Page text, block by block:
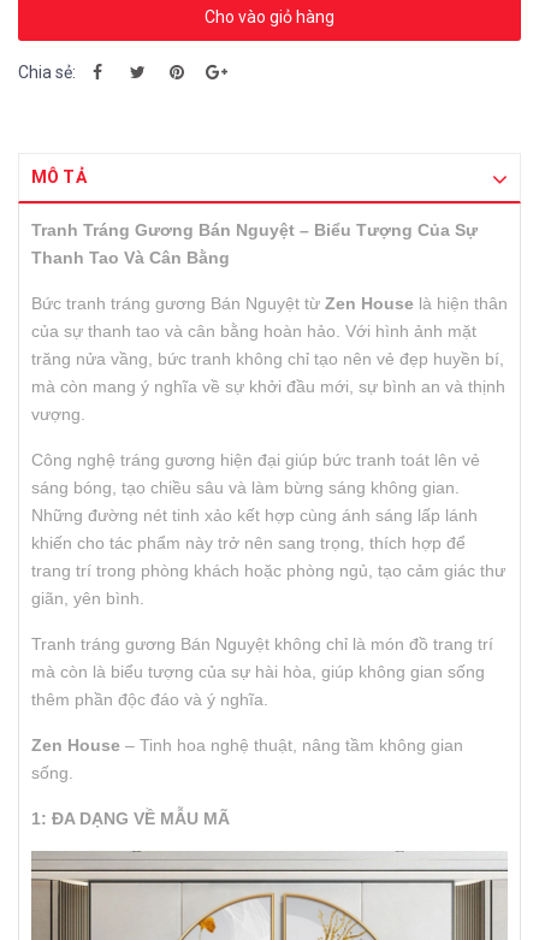
Cho vào giỏ hàng
Chia sẻ:
MÔ TẢ
Tranh Tráng Gương Bán Nguyệt – Biểu Tượng Của Sự
Thanh Tao Và Cân Bằng
Bức tranh tráng gương Bán Nguyệt từ Zen House là hiện thân
của sự thanh tao và cân bằng hoàn hảo. Với hình ảnh mặt
trăng nửa vầng, bức tranh không chỉ tạo nên vẻ đẹp huyền bí,
mà còn mang ý nghĩa về sự khởi đầu mới, sự bình an và thịnh
vượng.
Công nghệ tráng gương hiện đại giúp bức tranh toát lên vẻ
sáng bóng, tạo chiều sâu và làm bừng sáng không gian.
Những đường nét tinh xảo kết hợp cùng ánh sáng lấp lánh
khiến cho tác phẩm này trở nên sang trọng, thích hợp để
trang trí trong phòng khách hoặc phòng ngủ, tạo cảm giác thư
giãn, yên bình.
Tranh tráng gương Bán Nguyệt không chỉ là món đồ trang trí
mà còn là biểu tượng của sự hài hòa, giúp không gian sống
thêm phần độc đáo và ý nghĩa.
Zen House – Tinh hoa nghệ thuật, nâng tầm không gian
sống.
1: ĐA DẠNG VỀ MẪU MÃ